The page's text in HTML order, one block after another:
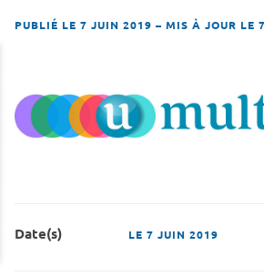
PUBLIÉ LE 7 JUIN 2019 – MIS À JOUR LE
Date(s) LE 7 JUIN 2019